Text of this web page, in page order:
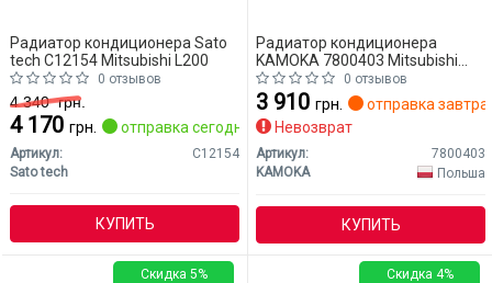
Радиатор кондиционера Sato
tech C12154 Mitsubishi L200
0 отзывов
4 340грн.
4 170 грн. отправка сегодня
Артикул:
C12154
Sato tech
КУПИТЬ
Радиатор кондиционера
KAMOKA 7800403 Mitsubishi
L200
0 отзывов
3 910 грн.
отправка завтра
Невозврат
Артикул:
7800403
KAMOKA
Польша
КУПИТЬ
Скидка 5% Скидка 4%